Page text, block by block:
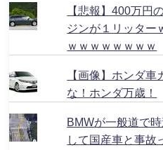
【悲報】400万円
ジンが１リッター
ｗｗｗｗｗｗｗｗ
【画像】ホンダ車
な！ホンダ万歳！
BMWが一般道で
して国産車と事故